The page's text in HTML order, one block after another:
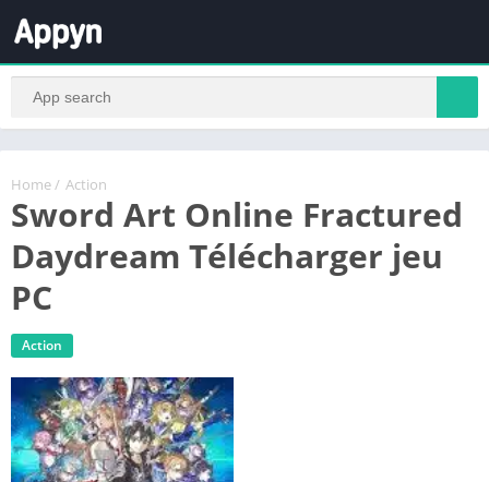
Home / Action
Sword Art Online Fractured
Daydream Télécharger jeu
PC
Action